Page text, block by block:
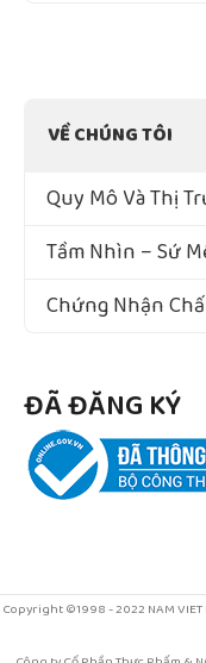
VỀ CHÚNG TÔI
Quy Mô Và Thị
Tầm Nhìn – Sứ
Chứng Nhận
ĐÃ ĐĂNG KÝ
Copyright ©1998 - 2022 NAM